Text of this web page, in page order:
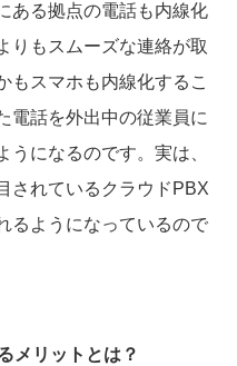
ある拠点の電話も内線化
りもスムーズな連絡が取
もスマホも内線化するこ
電話を外出中の従業員に
になるのです。実は、
されているクラウドPBX
るようになっているので
メリットとは？